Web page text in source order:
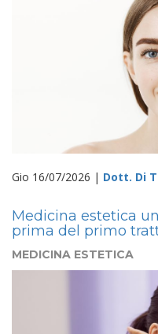
Gio 16/07/2026 | Dott. Di
Medicina estetica
prima del primo
MEDICINA ESTETICA